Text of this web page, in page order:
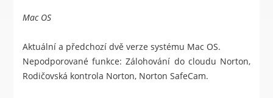
Mac OS
Aktuální a předchozí dvě verze systému Mac OS.
Nepodporované funkce: Zálohování do cloudu Norton,
Rodičovská kontrola Norton, Norton SafeCam.